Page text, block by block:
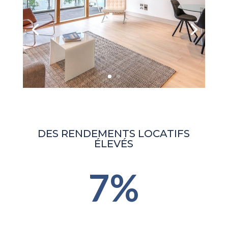
DES RENDEMENTS LOCATIFS
ÉLEVÉS
7%